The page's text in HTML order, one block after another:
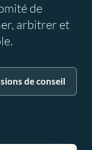
de
arbitrer et
de conseil